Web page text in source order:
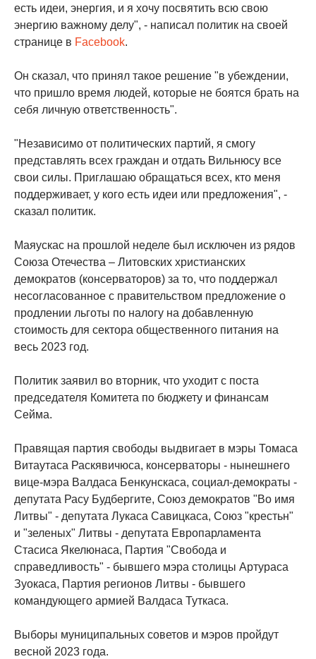
есть идеи, энергия, и я хочу посвятить всю свою
энергию важному делу", - написал политик на своей
странице в Facebook.
Он сказал, что принял такое решение "в убеждении,
что пришло время людей, которые не боятся брать на
себя личную ответственность".
"Независимо от политических партий, я смогу
представлять всех граждан и отдать Вильнюсу все
свои силы. Приглашаю обращаться всех, кто меня
поддерживает, у кого есть идеи или предложения", -
сказал политик.
Маяускас на прошлой неделе был исключен из рядов
Союза Отечества – Литовских христианских
демократов (консерваторов) за то, что поддержал
несогласованное с правительством предложение о
продлении льготы по налогу на добавленную
стоимость для сектора общественного питания на
весь 2023 год.
Политик заявил во вторник, что уходит с поста
председателя Комитета по бюджету и финансам
Сейма.
Правящая партия свободы выдвигает в мэры Томаса
Витаутаса Раскявичюса, консерваторы - нынешнего
вице-мэра Валдаса Бенкунскаса, социал-демократы -
депутата Расу Будбергите, Союз демократов "Во имя
Литвы" - депутата Лукаса Савицкаса, Союз "крестьн"
и "зеленых" Литвы - депутата Европарламента
Стасиса Якелюнаса, Партия "Свобода и
справедливость" - бывшего мэра столицы Артураса
Зуокаса, Партия регионов Литвы - бывшего
командующего армией Валдаса Туткаса.
Выборы муниципальных советов и мэров пройдут
весной 2023 года.